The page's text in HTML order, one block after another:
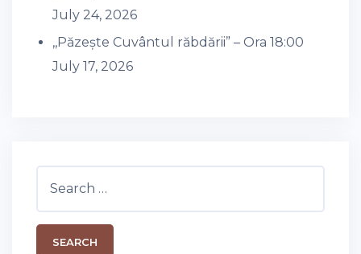
July 24, 2026
,,Păzește Cuvântul răbdării” – Ora 18:00
July 17, 2026